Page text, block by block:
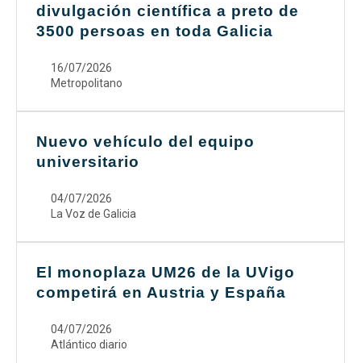
divulgación científica a preto de
3500 persoas en toda Galicia
16/07/2026
Metropolitano
Nuevo vehículo del equipo
universitario
04/07/2026
La Voz de Galicia
El monoplaza UM26 de la UVigo
competirá en Austria y España
04/07/2026
Atlántico diario